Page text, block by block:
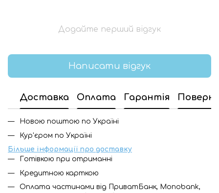
Додайте перший відгук
Написати відгук
Доставка Оплата Гарантія
Новою поштою по Україні
Кур'єром по Україні
Більше інформації про доставку
Готівкою при отриманні
Кредитною карткою
Оплата частинами від ПриватБанк, Monobank,